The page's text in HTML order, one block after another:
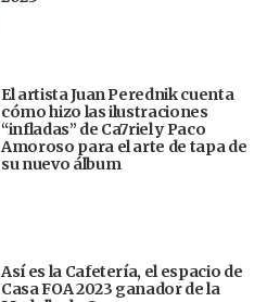
El artista Juan Perednik cuenta
cómo hizo las ilustraciones
“infladas” de Ca7riel y Paco
Amoroso para el arte de tapa de
su nuevo álbum
Así es la Cafetería, el espacio de
Casa FOA 2023 ganador de la